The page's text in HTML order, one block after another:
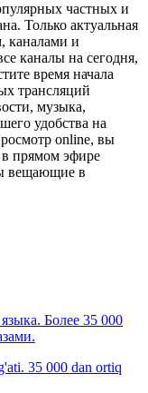
частных и
Только актуальная
каналами и
каналы на сегодня,
время начала
трансляций
музыка,
удобства на
online, вы
в прямом эфире
вещающие в
Более 35 000
35 000 dan ortiq